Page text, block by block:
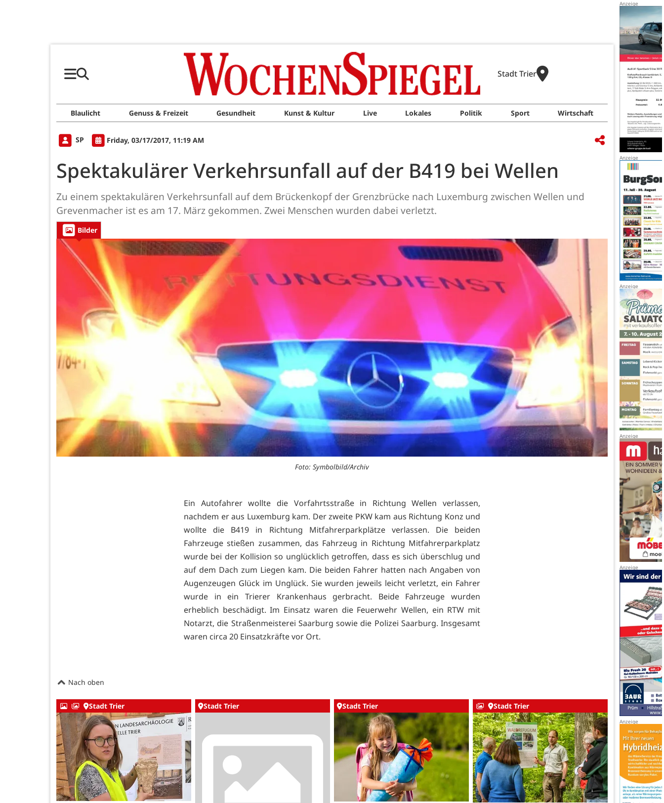
Stadt Trier
Blaulicht Genuss & Freizeit Gesundheit Kunst & Kultur Live Lokales Politik Sport Wirtschaft
SP Friday, 03/17/2017, 11:19 AM
Spektakulärer Verkehrsunfall auf der B419 bei Wellen
Zu einem spektakulären Verkehrsunfall auf dem Brückenkopf der Grenzbrücke nach Luxemburg zwischen Wellen und
Grevenmacher ist es am 17. März gekommen. Zwei Menschen wurden dabei verletzt.
Bilder
Foto: Symbolbild/Archiv
Ein Autofahrer wollte die Vorfahrtsstraße in Richtung Wellen verlassen,
nachdem er aus Luxemburg kam. Der zweite PKW kam aus Richtung Konz und
wollte die B419 in Richtung Mitfahrerparkplätze verlassen. Die beiden
Fahrzeuge stießen zusammen, das Fahrzeug in Richtung Mitfahrerparkplatz
wurde bei der Kollision so unglücklich getroffen, dass es sich überschlug und
auf dem Dach zum Liegen kam. Die beiden Fahrer hatten nach Angaben von
Augenzeugen Glück im Unglück. Sie wurden jeweils leicht verletzt, ein Fahrer
wurde in ein Trierer Krankenhaus gerbracht. Beide Fahrzeuge wurden
erheblich beschädigt. Im Einsatz waren die Feuerwehr Wellen, ein RTW mit
Notarzt, die Straßenmeisterei Saarburg sowie die Polizei Saarburg. Insgesamt
waren circa 20 Einsatzkräfte vor Ort.
Nach oben
Stadt Trier Stadt Trier Stadt Trier Stadt Trier